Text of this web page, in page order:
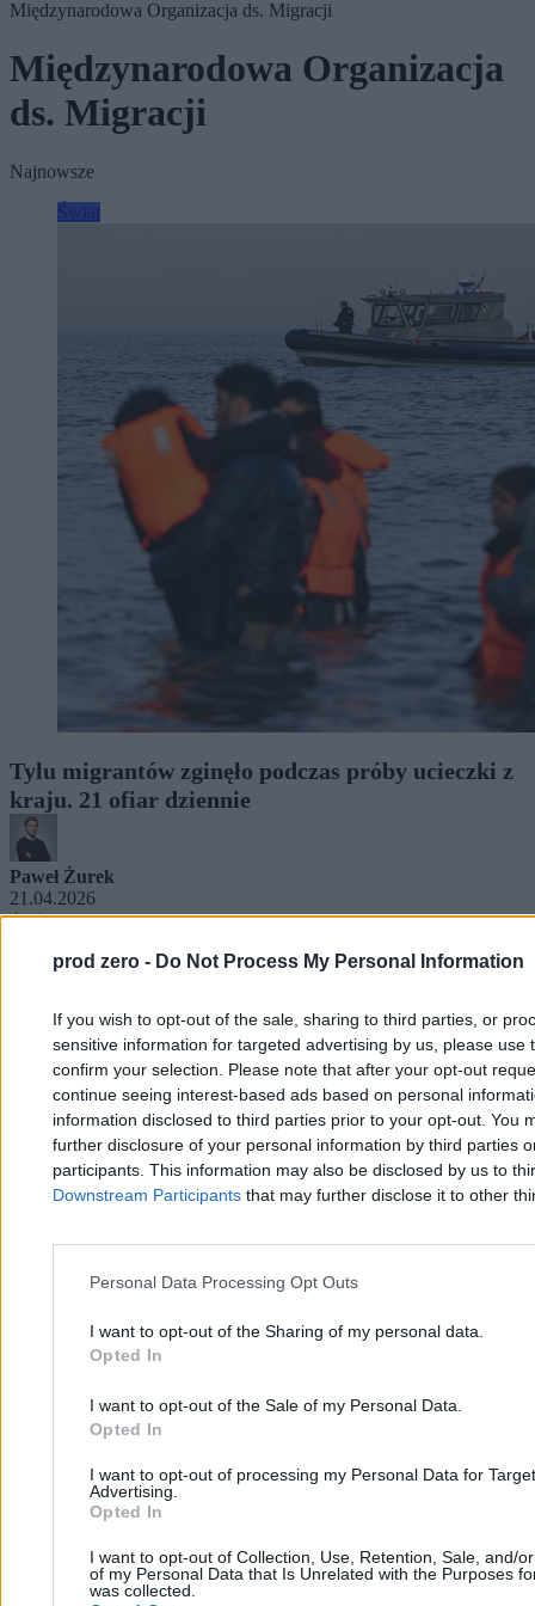
prod zero - Do Not Process My Personal Information
If you wish to opt-out of the sale, sharing to third parties, or
sensitive information for targeted advertising by us, please use
confirm your selection. Please note that after your opt-out
continue seeing interest-based ads based on personal
information disclosed to third parties prior to your opt-out. You
further disclosure of your personal information by third parties
participants. This information may also be disclosed by us to
Downstream Participants that may further disclose it to other
Personal Data Processing Opt Outs
I want to opt-out of the Sharing of my personal data.
Opted In
I want to opt-out of the Sale of my Personal Data.
Opted In
I want to opt-out of processing my Personal Data for
Advertising.
Opted In
I want to opt-out of Collection, Use, Retention, Sale, and/
of my Personal Data that Is Unrelated with the Purposes
was collected.
Międzynarodowa Organizacja ds. Migracji
Międzynarodowa Organizacja
ds. Migracji
Najnowsze
Tylu migrantów zginęło podczas próby ucieczki z
kraju. 21 ofiar dziennie
Paweł Żurek
21.04.2026
4 min
Zero.pl
Redakcja
Newsroom
Tematy
Biznes
Opinie
Technologia
Kraj
Moto